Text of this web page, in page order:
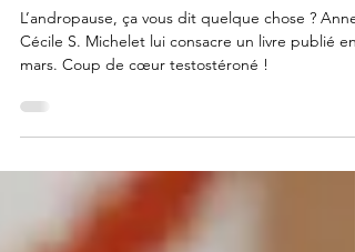
Tout ce que vous devez
savoir sur l’andropause, ou
le mythe de "l’homme dur"
mars. Coup de cœur testostéroné !